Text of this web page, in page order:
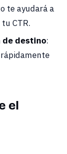
te ayudará a
CTR.
de destino:
el